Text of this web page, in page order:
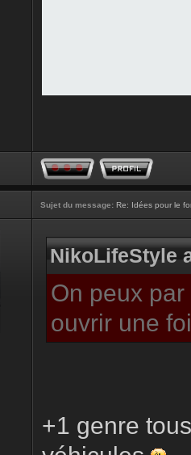
Sujet du message: Re: Idées pour le
NikoLifeStyle
On peux
ouvrir une
+1 genre